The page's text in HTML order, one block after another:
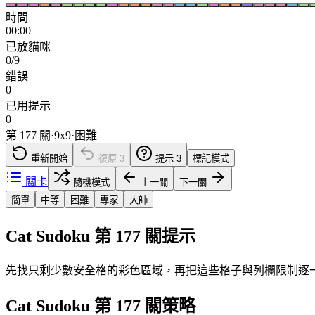
時間
00:00
已放貓咪
0/9
錯誤
0
已用提示
0
第 177 關·9x9· 困難
重新開始 復原 3 提示 3 標記模式
關卡 隨機模式 上一關
下一關
簡單
中等 困難 專家 大師
Cat Sudoku 第 177 關提示
先找只剩少數安全格的彩色區域，再把這些格子與列欄限制逐
Cat Sudoku 第 177 關策略